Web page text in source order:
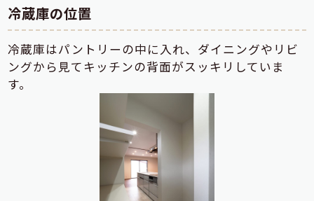
冷蔵庫の位置
冷蔵庫はパントリーの中に入れ、ダイニングやリビ
ングから見てキッチンの背面がスッキリしていま
す。